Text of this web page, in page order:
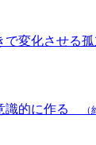
で変化させる
識的に作る